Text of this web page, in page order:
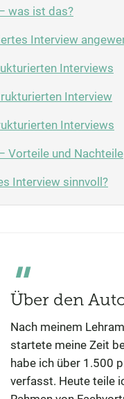
was ist das?
Interview
Interviews
Interview
Interviews
Vorteile und Nachteile
Interview sinnvoll?
Über den
Nach meinem
startete meine Zeit
habe ich über 1.500
verfasst. Heute teile